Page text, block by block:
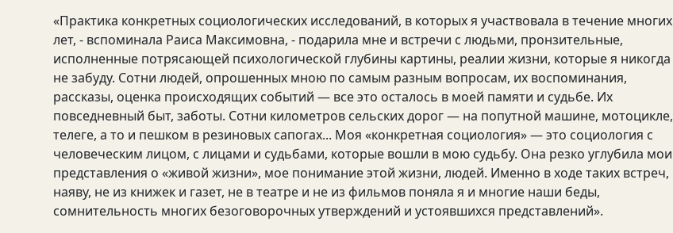
«Практика конкретных социологических исследований, в которых я участвовала в течение многих
лет, - вспоминала Раиса Максимовна, - подарила мне и встречи с людьми, пронзительные,
исполненные потрясающей психологической глубины картины, реалии жизни, которые я никогда
не забуду. Сотни людей, опрошенных мною по самым разным вопросам, их воспоминания,
рассказы, оценка происходящих событий — все это осталось в моей памяти и судьбе. Их
повседневный быт, заботы. Сотни километров сельских дорог — на попутной машине, мотоцикле,
телеге, а то и пешком в резиновых сапогах... Моя «конкретная социология» — это социология с
человеческим лицом, с лицами и судьбами, которые вошли в мою судьбу. Она резко углубила мои
представления о «живой жизни», мое понимание этой жизни, людей. Именно в ходе таких встреч,
наяву, не из книжек и газет, не в театре и не из фильмов поняла я и многие наши беды,
сомнительность многих безоговорочных утверждений и устоявшихся представлений».